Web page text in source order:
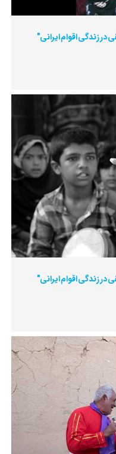
زندگی اقوام ایرانی"
زندگی اقوام ایرانی"